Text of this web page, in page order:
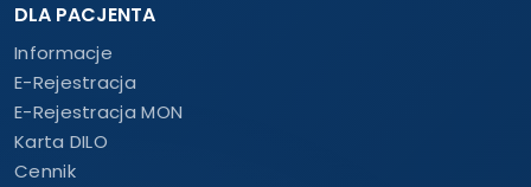
DLA PACJENTA
Informacje
E-Rejestracja
E-Rejestracja MON
Karta DILO
Cennik